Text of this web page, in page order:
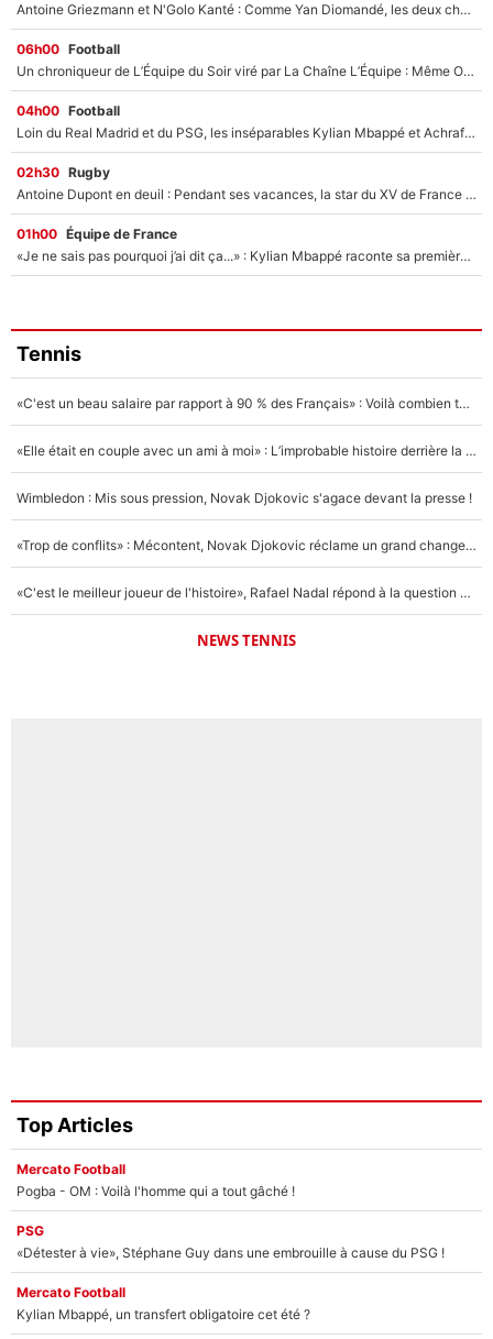
Antoine Griezmann et N'Golo Kanté : Comme Yan Diomandé, les deux champions du monde ont refusé de signer au PSG !
06h00 Football
Un chroniqueur de L’Équipe du Soir viré par La Chaîne L’Équipe : Même Olivier Ménard n’avait pas pu empêcher son départ, «je l’ai appris sur Twitter, je l’ai vécu assez mal»
04h00 Football
Loin du Real Madrid et du PSG, les inséparables Kylian Mbappé et Achraf Hakimi changent d'équipe le temps d'une journée !
02h30 Rugby
Antoine Dupont en deuil : Pendant ses vacances, la star du XV de France a perdu sa grand-mère
01h00 Équipe de France
«Je ne sais pas pourquoi j’ai dit ça...» : Kylian Mbappé raconte sa première rencontre avec Zinédine Zidane (et c’est très drôle)
Tennis
«C'est un beau salaire par rapport à 90 % des Français» : Voilà combien touchait Nelson Monfort sur France Télévisions avant de rejoindre CNews
«Elle était en couple avec un ami à moi» : L’improbable histoire derrière la «seule relation longue» de Novak Djokovic
Wimbledon : Mis sous pression, Novak Djokovic s'agace devant la presse !
«Trop de conflits» : Mécontent, Novak Djokovic réclame un grand changement !
«C'est le meilleur joueur de l'histoire», Rafael Nadal répond à la question que tout le monde se pose !
NEWS TENNIS
Top Articles
Mercato Football
Pogba - OM : Voilà l'homme qui a tout gâché !
PSG
«Détester à vie», Stéphane Guy dans une embrouille à cause du PSG !
Mercato Football
Kylian Mbappé, un transfert obligatoire cet été ?